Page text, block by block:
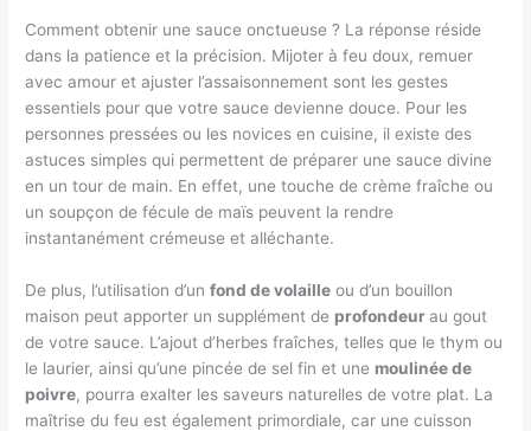
Comment obtenir une sauce onctueuse ? La réponse réside
dans la patience et la précision. Mijoter à feu doux, remuer
avec amour et ajuster l’assaisonnement sont les gestes
essentiels pour que votre sauce devienne douce. Pour les
personnes pressées ou les novices en cuisine, il existe des
astuces simples qui permettent de préparer une sauce divine
en un tour de main. En effet, une touche de crème fraîche ou
un soupçon de fécule de maïs peuvent la rendre
instantanément crémeuse et alléchante.
De plus, l’utilisation d’unfond de volaille ou d’un bouillon
maison peut apporter un supplément de profondeurau gout
de votre sauce. L’ajout d’herbes fraîches, telles que le thym ou
le laurier, ainsi qu’une pincée de sel fin et une moulinée de
poivre, pourra exalter les saveurs naturelles de votre plat. La
maîtrise du feu est également primordiale, car une cuisson